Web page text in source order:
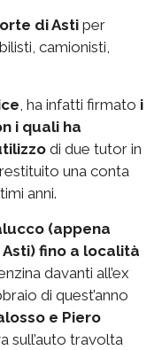
di Asti per
camionisti,
, ha infatti firmato i
i quali ha
di due tutor in
una conta
anni.
(appena
fino a località
davanti all’ex
di quest’anno
e Piero
sull’auto travolta